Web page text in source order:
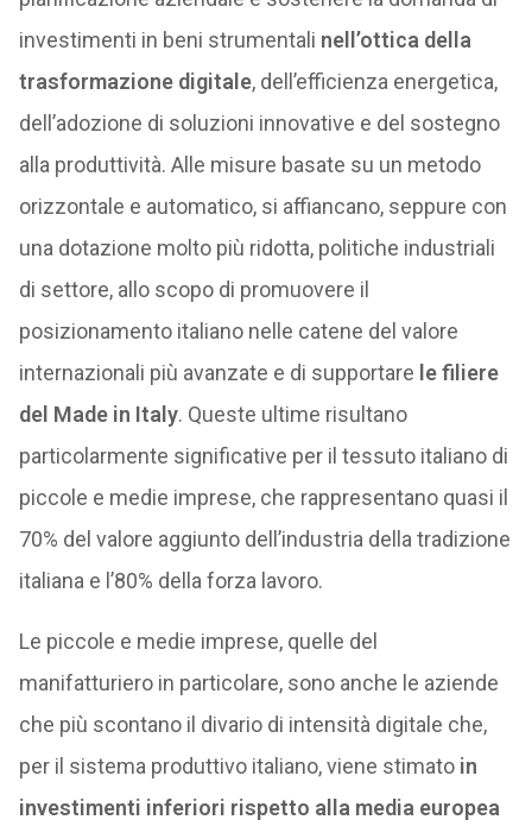
investimenti in beni strumentali nell’ottica della
trasformazione digitale, dell’efficienza energetica,
dell’adozione di soluzioni innovative e del sostegno
alla produttività. Alle misure basate su un metodo
orizzontale e automatico, si affiancano, seppure con
una dotazione molto più ridotta, politiche industriali
di settore, allo scopo di promuovere il
posizionamento italiano nelle catene del valore
internazionali più avanzate e di supportare le filiere
del Made in Italy. Queste ultime risultano
particolarmente significative per il tessuto italiano di
piccole e medie imprese, che rappresentano quasi il
70% del valore aggiunto dell’industria della tradizione
italiana e l’80% della forza lavoro.
Le piccole e medie imprese, quelle del
manifatturiero in particolare, sono anche le aziende
che più scontano il divario di intensità digitale che,
per il sistema produttivo italiano, viene stimato in
investimenti inferiori rispetto alla media europea